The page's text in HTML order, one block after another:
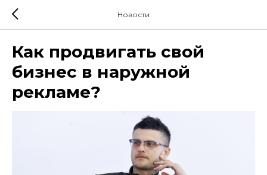
Новости
Как продвигать свой
бизнес в наружной
рекламе?